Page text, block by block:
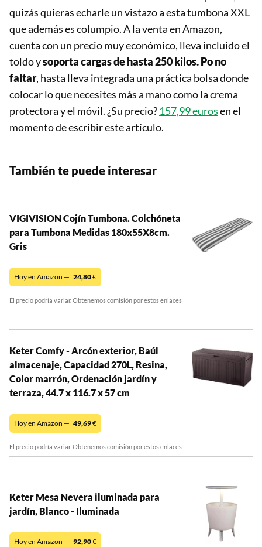
quizás quieras echarle un vistazo a esta tumbona XXL
que además es columpio. A la venta en Amazon,
cuenta con un precio muy económico, lleva incluido el
toldo ysoporta cargas de hasta 250 kilos. Po no
faltar, hasta lleva integrada una práctica bolsa donde
colocar lo que necesites más a mano como la crema
protectora y el móvil. ¿Su precio? 157,99 eurosen el
momento de escribir este artículo.
También te puede interesar
VIGIVISION Cojín Tumbona. Colchóneta
para Tumbona Medidas 180x55X8cm.
Gris
Hoy en Amazon — 24,80€
El precio podría variar. Obtenemos comisión por estos enlaces
Keter Comfy - Arcón exterior, Baúl
almacenaje, Capacidad 270L, Resina,
Color marrón, Ordenación jardín y
terraza, 44.7 x 116.7 x 57 cm
Hoy en Amazon — 49,69€
El precio podría variar. Obtenemos comisión por estos enlaces
Keter Mesa Nevera iluminada para
jardín, Blanco - Iluminada
Hoy en Amazon — 92,90€